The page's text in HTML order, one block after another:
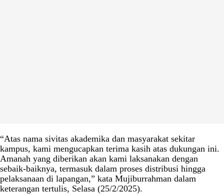
“Atas nama sivitas akademika dan masyarakat sekitar
kampus, kami mengucapkan terima kasih atas dukungan ini.
Amanah yang diberikan akan kami laksanakan dengan
sebaik-baiknya, termasuk dalam proses distribusi hingga
pelaksanaan di lapangan,” kata Mujiburrahman dalam
keterangan tertulis, Selasa (25/2/2025).